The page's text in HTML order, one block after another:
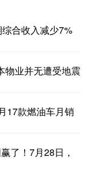
合收入减少7%
物业并无遭受地震
17款燃油车月销
了！7月28日，